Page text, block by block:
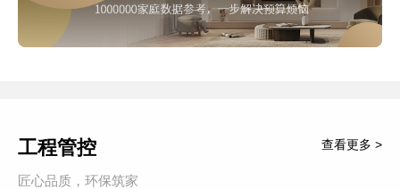
工程管控
匠心品质，环保筑家
查看更多 >